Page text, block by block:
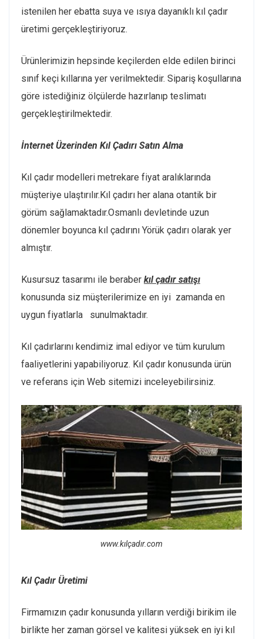
istenilen her ebatta suya ve ısıya dayanıklı kıl çadır
üretimi gerçekleştiriyoruz.
Ürünlerimizin hepsinde keçilerden elde edilen birinci
sınıf keçi kıllarına yer verilmektedir. Sipariş koşullarına
göre istediğiniz ölçülerde hazırlanıp teslimatı
gerçekleştirilmektedir.
İnternet Üzerinden Kıl Çadırı Satın Alma
Kıl çadır modelleri metrekare fiyat aralıklarında
müşteriye ulaştırılır.Kıl çadırı her alana otantik bir
görüm sağlamaktadır.Osmanlı devletinde uzun
dönemler boyunca kıl çadırını Yörük çadırı olarak yer
almıştır.
Kusursuz tasarımı ile beraber kıl çadır satışı
konusunda siz müşterilerimize en iyi zamanda en
uygun fiyatlarla sunulmaktadır.
Kıl çadırlarını kendimiz imal ediyor ve tüm kurulum
faaliyetlerini yapabiliyoruz. Kıl çadır konusunda ürün
ve referans için Web sitemizi inceleyebilirsiniz.
www.kılçadır.com
Kıl Çadır Üretimi
Firmamızın çadır konusunda yılların verdiği birikim ile
birlikte her zaman görsel ve kalitesi yüksek en iyi kıl